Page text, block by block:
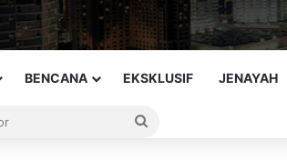
BENCANA EKSKLUSIF JENAYAH